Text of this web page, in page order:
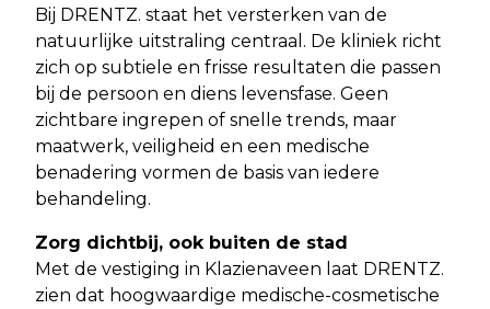
Bij DRENTZ. staat het versterken van de
natuurlijke uitstraling centraal. De kliniek richt
zich op subtiele en frisse resultaten die passen
bij de persoon en diens levensfase. Geen
zichtbare ingrepen of snelle trends, maar
maatwerk, veiligheid en een medische
benadering vormen de basis van iedere
behandeling.
Zorg dichtbij, ook buiten de stad
Met de vestiging in Klazienaveen laat DRENTZ.
zien dat hoogwaardige medische-cosmetische